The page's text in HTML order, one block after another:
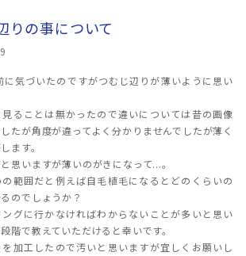
りの事について
に気づいたのですがつむじ辺りが薄いように思い
ることは無かったので違いについては昔の画像
たが角度が違ってよく分かりませんでしたが薄く
ます。
思いますが薄いのがきになって...。
の範囲だと例えば自毛植毛になるとどのくらいの
のでしょうか？
グに行かなければわからないことが多いと思い
階で教えていただけると幸いです。
加工したので汚いと思いますが宜しくお願いし